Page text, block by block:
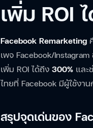
เพิ่ม ROI
Facebook Remarketing
เพจ Facebook/
เพิ่ม ROI ได้ถึง 300% และ
ไทยที่ Facebook มีผู้ใช้งาน
สรุปจุดเด่นของ